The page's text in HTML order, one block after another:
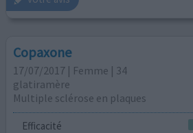
Copaxone
17/07/2017 | Femme | 34
glatiramère
Multiple sclérose en plaques
Efficacité